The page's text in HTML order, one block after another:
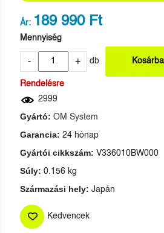
Ár: 189 990 Ft
Mennyiség
- + db Kosárba
Rendelésre
2999
Gyártó: OM System
Garancia: 24 hónap
Gyártói cikkszám: V336010BW000
Súly: 0.156 kg
Származási hely: Japán
Kedvencek